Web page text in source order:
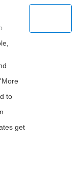
to
get